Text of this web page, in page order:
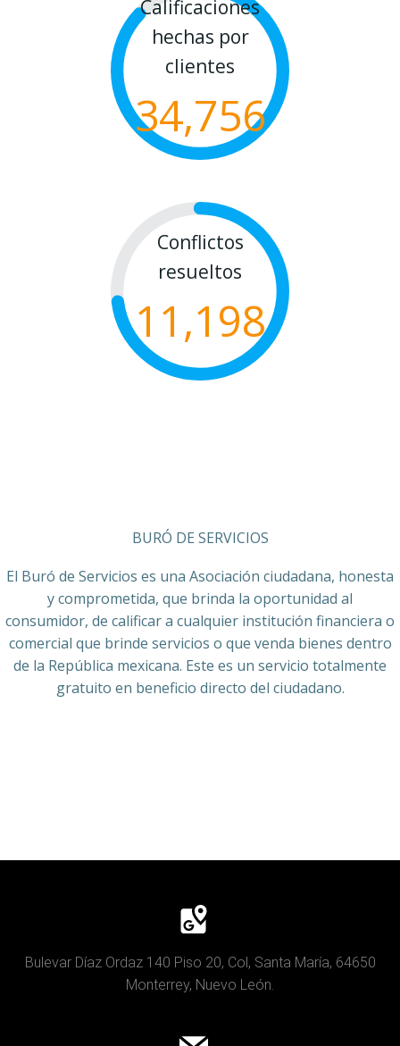
Calificaciones
hechas por
clientes
34,756
Conflictos
resueltos
11,198
BURÓ DE SERVICIOS
El Buró de Servicios es una Asociación ciudadana, honesta
y comprometida, que brinda la oportunidad al
consumidor, de calificar a cualquier institución financiera o
comercial que brinde servicios o que venda bienes dentro
de la República mexicana. Este es un servicio totalmente
gratuito en beneficio directo del ciudadano.
Bulevar Díaz Ordaz 140 Piso 20, Col, Santa María, 64650
Monterrey, Nuevo León.